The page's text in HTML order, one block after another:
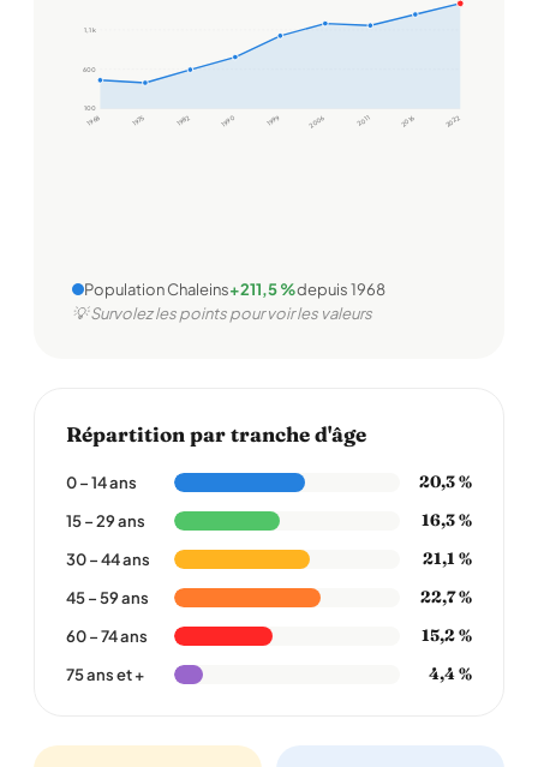
100
600
1,1 k
1968 1975 1982 1990 1999 2006 2011 2016 2022
Population Chaleins+211,5 %depuis 1968
💡 Survolez les points pour voir les valeurs
Répartition par tranche d'âge
0 – 14 ans 20,3 %
15 – 29 ans 16,3 %
30 – 44 ans 21,1 %
45 – 59 ans 22,7 %
60 – 74 ans 15,2 %
75 ans et + 4,4 %